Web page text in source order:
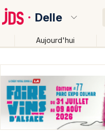
Delle
Aujourd'hui
Où ?
Delle et alentours Territoire